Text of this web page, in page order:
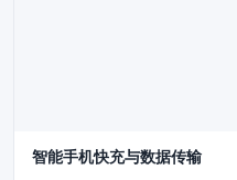
智能手机快充与数据传输